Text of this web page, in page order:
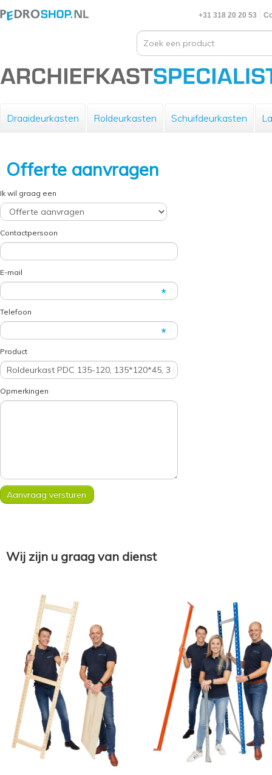
+31 318 20 20 53
Draaideurkasten Roldeurkasten Schuifdeurkasten
Offerte aanvragen
Ik wil graag een
Contactpersoon
E-mail
Telefoon
Product
Opmerkingen
Wij zijn u graag van dienst